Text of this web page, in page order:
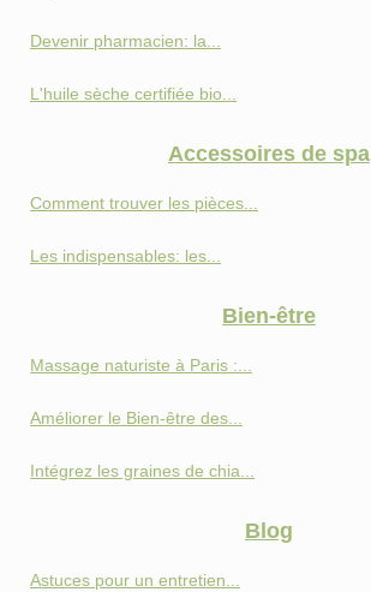
Devenir pharmacien: la...
L'huile sèche certifiée bio...
Accessoires de spa
Comment trouver les pièces...
Les indispensables: les...
Bien-être
Massage naturiste à Paris :...
Améliorer le Bien-être des...
Intégrez les graines de chia...
Blog
Astuces pour un entretien...